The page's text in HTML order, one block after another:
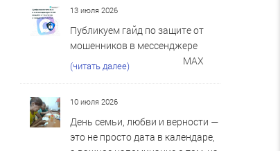
13 июля 2026
Публикуем гайд по защите от
мошенников в мессенджере
MAX
(читать далее)
10 июля 2026
День семьи, любви и верности —
это не просто дата в календаре,